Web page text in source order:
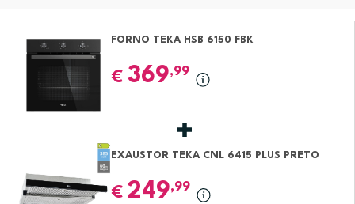
FORNO TEKA HSB 6150 FBK
€ 369,99
EXAUSTOR TEKA CNL 6415 PLUS PRETO
€ 249,99